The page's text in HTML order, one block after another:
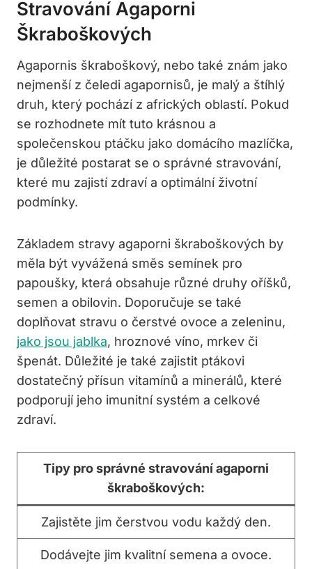
Stravování Agaporni
Škraboškových
Agapornis škraboškový, nebo také znám jako
nejmenší z čeledi agapornisů, je malý a štíhlý
druh, který pochází z afrických oblastí. Pokud
se rozhodnete mít tuto krásnou a
společenskou ptáčku jako domácího mazlíčka,
je důležité postarat se o správné stravování,
které mu zajistí zdraví a optimální životní
podmínky.
Základem stravy agaporni škraboškových by
měla být vyvážená směs semínek pro
papoušky, která obsahuje různé druhy oříšků,
semen a obilovin. Doporučuje se také
doplňovat stravu o čerstvé ovoce a zeleninu,
jako jsou jablka, hroznové víno, mrkev či
špenát. Důležité je také zajistit ptákovi
dostatečný přísun vitamínů a minerálů, které
podporují jeho imunitní systém a celkové
zdraví.
Tipy pro správné stravování agaporni
škraboškových:
Zajistěte jim čerstvou vodu každý den.
Dodávejte jim kvalitní semena a ovoce.